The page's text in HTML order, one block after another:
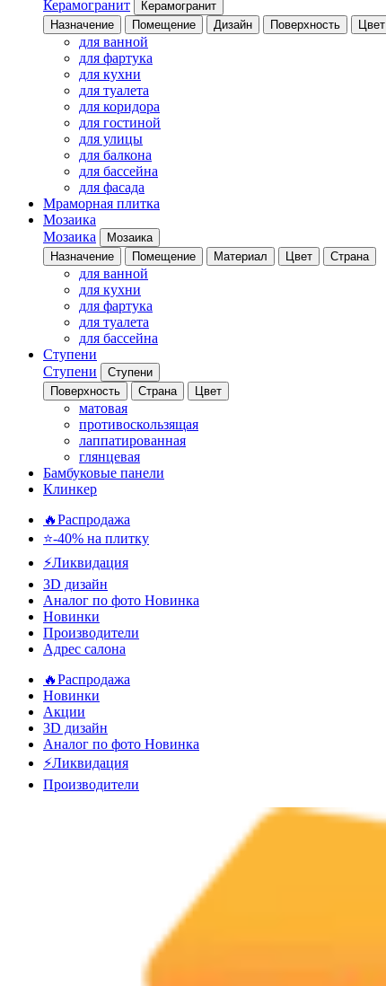
Керамогранит
Керамогранит
Назначение
Помещение Дизайн Поверхность Цвет
для ванной
для фартука
для кухни
для туалета
для коридора
для гостиной
для улицы
для балкона
для бассейна
для фасада
Мраморная плитка
Мозаика
Мозаика
Мозаика
Назначение
Помещение Материал Цвет Страна
для ванной
для кухни
для фартука
для туалета
для бассейна
Ступени
Ступени
Ступени
Поверхность
Страна Цвет
матовая
противоскользящая
лаппатированная
глянцевая
Бамбуковые панели
Клинкер
🔥Распродажа
⭐-40% на плитку
⚡️Ликвидация
3D дизайн
Аналог по фото Новинка
Новинки
Производители
Адрес салона
🔥Распродажа
Новинки
Акции
3D дизайн
Аналог по фото Новинка
⚡Ликвидация
Производители